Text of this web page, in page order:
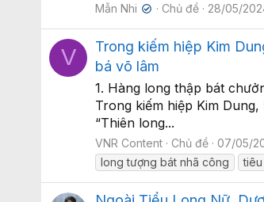
Mẫn Nhi ✔ Chủ đề 28/05/
V
Trong kiếm hiệp Kim
bá võ lâm
1. Hàng long thập bát
Trong kiếm hiệp Kim
“Thiên long...
VNR Content Chủ đề 07/05/
long tượng bát nhã công